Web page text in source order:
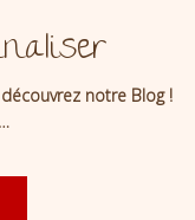
notre Blog !